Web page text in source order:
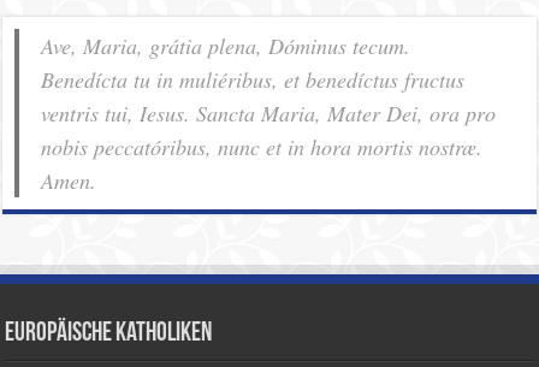
Ave, Maria, grátia plena, Dóminus tecum.
Benedícta tu in muliéribus, et benedíctus fructus
ventris tui, Iesus. Sancta Maria, Mater Dei, ora pro
nobis pec­ca­tóribus, nunc et in hora mortis nostræ.
Amen.
Europäische Katholiken